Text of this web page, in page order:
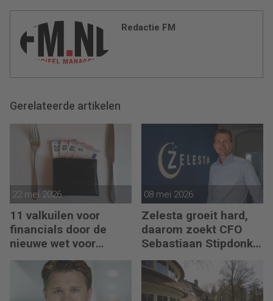
Redactie FM
Gerelateerde artikelen
22 mei 2026
11 valkuilen voor
financials door de
nieuwe wet voor
loontransparantie
08 mei 2026
Zelesta groeit hard,
daarom zoekt CFO
Sebastiaan Stipdonk
een Controller